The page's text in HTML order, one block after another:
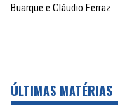
Buarque e Cláudio Ferraz
ÚLTIMAS MATÉRIAS